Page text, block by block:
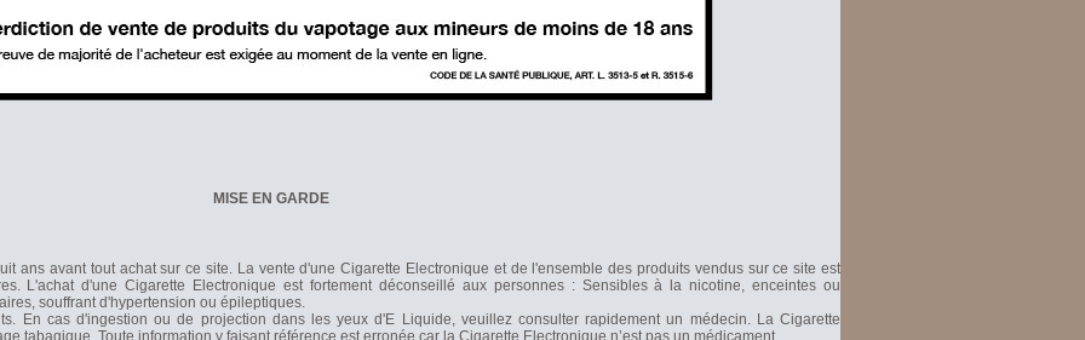
MISE EN GARDE
ans avant tout achat sur ce site. La vente d'une Cigarette Electronique et de l'ensemble des produits vendus sur ce site est
L'achat d'une Cigarette Electronique est fortement déconseillé aux personnes : Sensibles à la nicotine, enceintes ou
souffrant d'hypertension ou épileptiques.
En cas d'ingestion ou de projection dans les yeux d'E Liquide, veuillez consulter rapidement un médecin. La Cigarette
tabagique. Toute information y faisant référence est erronée car la Cigarette Electronique n’est pas un médicament.